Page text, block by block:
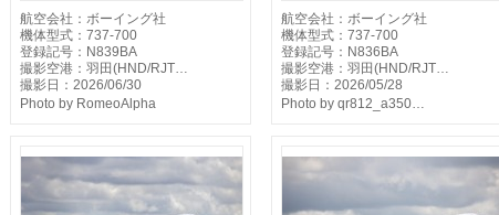
航空会社：ボーイング社
機体型式：737-700
登録記号：N839BA
撮影空港：羽田(HND/RJT…
撮影日：2026/06/30
Photo by RomeoAlpha
航空会社：ボーイング社
機体型式：737-700
登録記号：N836BA
撮影空港：羽田(HND/RJT…
撮影日：2026/05/28
Photo by qr812_a350…